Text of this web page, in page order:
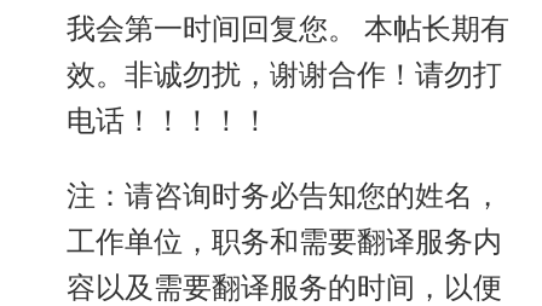
我会第一时间回复您。 本帖长期有
效。非诚勿扰，谢谢合作！请勿打
电话！！！！！
注：请咨询时务必告知您的姓名，
工作单位，职务和需要翻译服务内
容以及需要翻译服务的时间，以便